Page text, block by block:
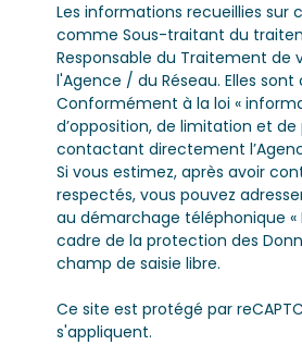
Les informations recueillies sur
comme Sous-traitant du
Responsable du Traitement de
l'Agence / du Réseau. Elles
Conformément à la loi «
d’opposition, de limitation et
contactant directement
Si vous estimez, après avoir
respectés, vous pouvez
au démarchage téléphonique «
cadre de la protection des
champ de saisie libre.
Ce site est protégé par
s'appliquent.